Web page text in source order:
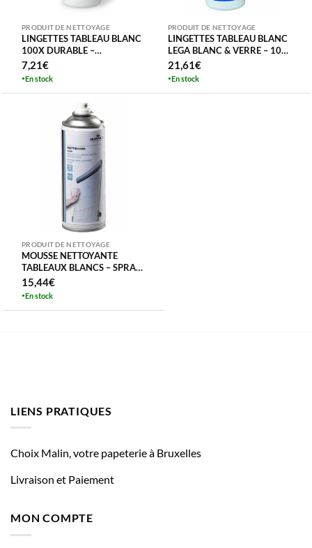
PRODUIT DE NETTOYAGE
LINGETTES TABLEAU BLANC
100X DURABLE –
IMPREGNIEES LIQUIDE
SPECIAL NETTOYANT SANS
7,21€
En stock
PRODUIT DE NETTOYAGE
LINGETTES TABLEAU BLANC
LEGA BLANC & VERRE – 100
PIECES DISTRIBUTEUR –
TZ66
21,61€
En stock
PRODUIT DE NETTOYAGE
MOUSSE NETTOYANTE
TABLEAUX BLANCS – SPRAY
400ML SANS ALCOOL
15,44€
En stock
LIENS PRATIQUES
Choix Malin, votre papeterie à Bruxelles
Livraison et Paiement
MON COMPTE